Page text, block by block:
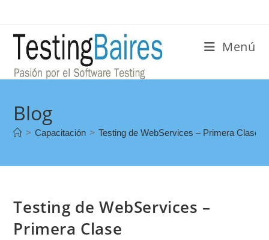
Menú
Blog
> Capacitación > Testing de WebServices – Primera Clase
Testing de WebServices –
Primera Clase